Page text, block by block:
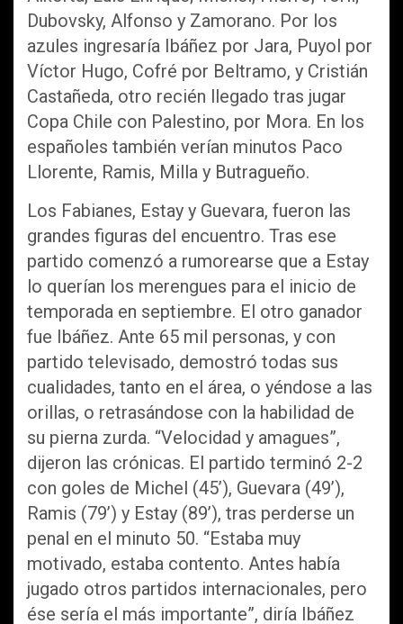
Dubovsky, Alfonso y Zamorano. Por los
azules ingresaría Ibáñez por Jara, Puyol por
Víctor Hugo, Cofré por Beltramo, y Cristián
Castañeda, otro recién llegado tras jugar
Copa Chile con Palestino, por Mora. En los
españoles también verían minutos Paco
Llorente, Ramis, Milla y Butragueño.
Los Fabianes, Estay y Guevara, fueron las
grandes figuras del encuentro. Tras ese
partido comenzó a rumorearse que a Estay
lo querían los merengues para el inicio de
temporada en septiembre. El otro ganador
fue Ibáñez. Ante 65 mil personas, y con
partido televisado, demostró todas sus
cualidades, tanto en el área, o yéndose a las
orillas, o retrasándose con la habilidad de
su pierna zurda. “Velocidad y amagues”,
dijeron las crónicas. El partido terminó 2-2
con goles de Michel (45’), Guevara (49’),
Ramis (79’) y Estay (89’), tras perderse un
penal en el minuto 50. “Estaba muy
motivado, estaba contento. Antes había
jugado otros partidos internacionales, pero
ése sería el más importante”, diría Ibáñez